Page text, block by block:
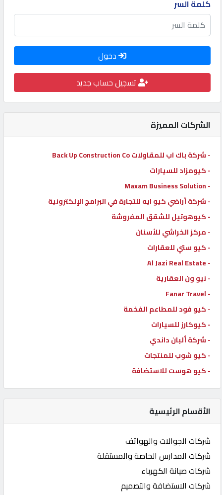
كيو
نمبر
كيو
كارز
كيو
ماركت
الدليل
القطري
POWERED
QHOST
كلمة السر
دخول
تسجيل حساب جديد
الشركات المميزة
- شركة باك اب للمقاولات Back Up Construction Co
- كيومزاد للسيارات
- Maxam Business Solution
- شركة أراضي كيو ايه للتجارة في البرامج الإلكترونية
- كيوهوتيل للشقق المفروشة
- مركز الخراشي للأسنان
- كيو ستي للعقارات
- Al Jazi Real Estate
- نيو ون العقارية
- Fanar Travel
- كيو فود للمطاعم الفخمة
- كيوكارز للسيارات
- شركة ألبان داندي
- كيو شوب للمنتجات
- كيو هوست للاستضافة
الأقسام الرئيسية
شركات الجوالات والهواتف
شركات المدارس الخاصة والمستقلة
شركات صيانة الكهرباء
شركات الاستضافة والتصميم